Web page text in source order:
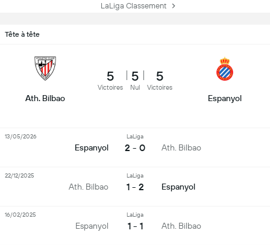
LaLiga Classement
Tête à tête
Ath. Bilbao
5
Victoires
5
Nul
5
Victoires
Espanyol
Espanyol
LaLiga
2 - 0 Ath. Bilbao
13/05/2026
Ath. Bilbao
LaLiga
1 - 2 Espanyol
22/12/2025
Espanyol
LaLiga
1 - 1 Ath. Bilbao
16/02/2025